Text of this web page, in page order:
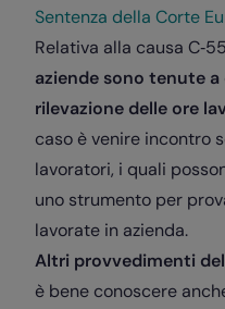
Sentenza della Corte
Relativa alla causa
aziende sono tenute
rilevazione delle ore
caso è venire incontro
lavoratori, i quali
uno strumento per
lavorate in azienda.
Altri provvedimenti del
è bene conoscere